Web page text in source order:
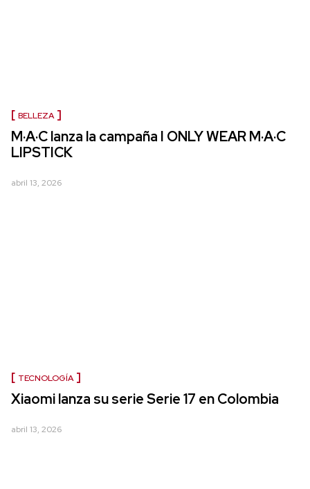
BELLEZA
M·A·C lanza la campaña I ONLY WEAR M·A·C
LIPSTICK
abril 13, 2026
TECNOLOGÍA
Xiaomi lanza su serie Serie 17 en Colombia
abril 13, 2026